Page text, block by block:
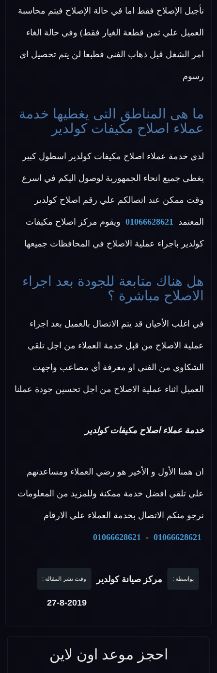
تأجيل الإصلاح فقط اما في حالة الإصلاح فيتم محاسبة
العميل علي ثمن قطعة الغيار فقط) وفي حالة الغاء
امر الشغل قبل ذهاب الفني فطبعا لن يتم تحصيل اي
رسوم
ما هى المناطق التى يغطيها خدمة
عملاء اصلاح مكيفات كولدير
لدي خدمة عملاء اصلاح مكيفات كولدير اسطول كبير
يغطى جميع انحاء الجمهورية لوصول اليكم في اسرع
وقت ممكن عند اتصالكم علي رقم اصلاح كولدير
المعتمد 01066628621 ويقوم مركز اصلاح مكيفات
كولدير باجراء عملية الاصلاح في المحافظات جميعها
هل هناك متابعة للجودة بعد اجراء
الاصلاح مباشرة ؟
في اغلب الأحيان قد يتم الاتصال بالعميل بعد اجراء
عملية الاصلاح من قبل خدمة العملاء من اجل تلقي
الشكاوي من الفني او معرفة أي مصاعب واجهت
العميل اثناء عملية الاصلاح من اجل تحسين جودة عملنا
خدمة عملاء اصلاح مكيفات كولدير
ان همنا الأول و الأخير هو رضي العملاء ومساعدتهم
علي تلقي افضل خدمة ممكنة وللمزيد من المعلومات
نرجو منكم الاتصال بخدمة العملاء علي الارقام
01066628621
-
01066628621
بواسطة : مركز صيانة كولدير وقت نشر المقالة :
27-8-2019
احجز موعد اون لاين